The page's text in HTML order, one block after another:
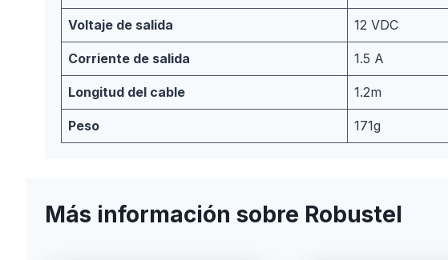
Voltaje de salida 12 VDC
Corriente de salida 1.5 A
Longitud del cable 1.2m
Peso 171g
Más información sobre Robustel